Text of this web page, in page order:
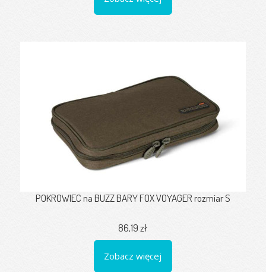
POKROWIEC na BUZZ BARY FOX VOYAGER rozmiar S
86,19 zł
Zobacz więcej